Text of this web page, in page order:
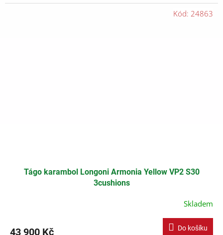
Tágo karambol Longoni Armonia Yellow VP2 S30
3cushions
Skladem
43 900 Kč Do košíku
Kód: 24863